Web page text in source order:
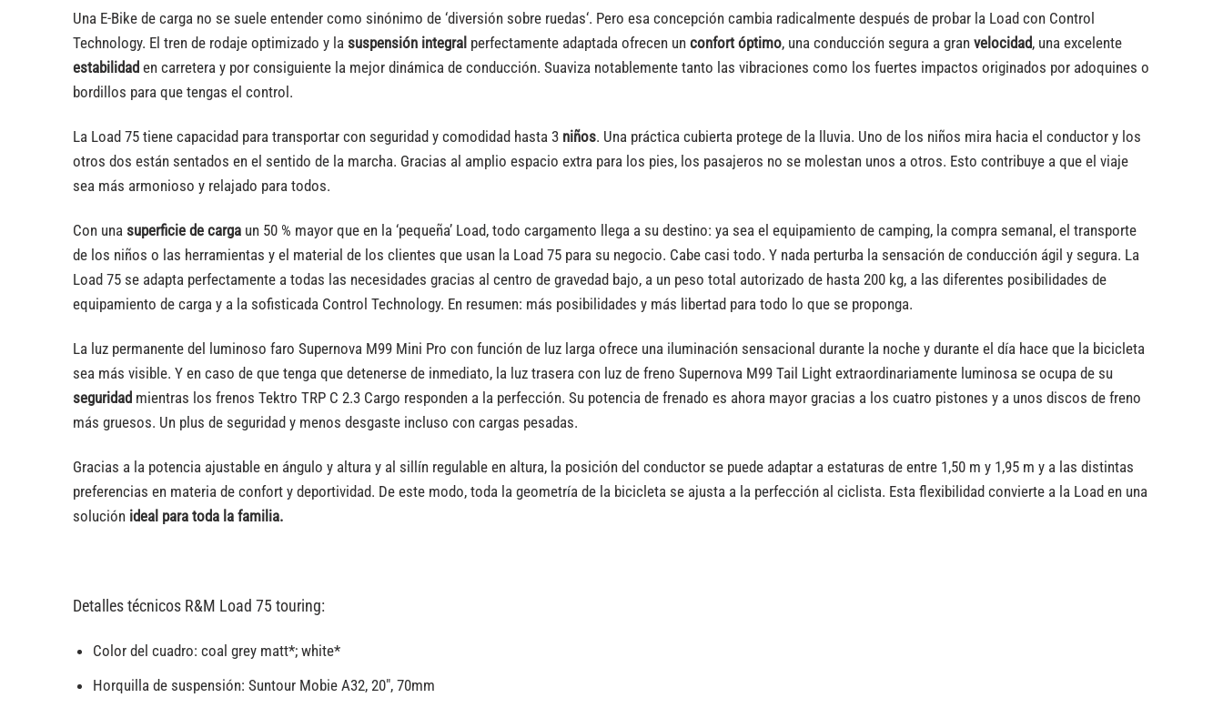
Una E-Bike de carga no se suele entender como sinónimo de ‘diversión sobre ruedas‘. Pero esa concepción cambia radicalmente después de probar la Load con Control
Technology. El tren de rodaje optimizado y la suspensión integralperfectamente adaptada ofrecen un confort óptimo, una conducción segura a gran velocidad, una excelente
estabilidaden carretera y por consiguiente la mejor dinámica de conducción. Suaviza notablemente tanto las vibraciones como los fuertes impactos originados por adoquines o
bordillos para que tengas el control.
La Load 75 tiene capacidad para transportar con seguridad y comodidad hasta 3 niños. Una práctica cubierta protege de la lluvia. Uno de los niños mira hacia el conductor y los
otros dos están sentados en el sentido de la marcha. Gracias al amplio espacio extra para los pies, los pasajeros no se molestan unos a otros. Esto contribuye a que el viaje
sea más armonioso y relajado para todos.
Con una superficie de cargaun 50 % mayor que en la ‘pequeña’ Load, todo cargamento llega a su destino: ya sea el equipamiento de camping, la compra semanal, el transporte
de los niños o las herramientas y el material de los clientes que usan la Load 75 para su negocio. Cabe casi todo. Y nada perturba la sensación de conducción ágil y segura. La
Load 75 se adapta perfectamente a todas las necesidades gracias al centro de gravedad bajo, a un peso total autorizado de hasta 200 kg, a las diferentes posibilidades de
equipamiento de carga y a la sofisticada Control Technology. En resumen: más posibilidades y más libertad para todo lo que se proponga.
La luz permanente del luminoso faro Supernova M99 Mini Pro con función de luz larga ofrece una iluminación sensacional durante la noche y durante el día hace que la bicicleta
sea más visible. Y en caso de que tenga que detenerse de inmediato, la luz trasera con luz de freno Supernova M99 Tail Light extraordinariamente luminosa se ocupa de su
seguridadmientras los frenos Tektro TRP C 2.3 Cargo responden a la perfección. Su potencia de frenado es ahora mayor gracias a los cuatro pistones y a unos discos de freno
más gruesos. Un plus de seguridad y menos desgaste incluso con cargas pesadas.
Gracias a la potencia ajustable en ángulo y altura y al sillín regulable en altura, la posición del conductor se puede adaptar a estaturas de entre 1,50 m y 1,95 m y a las distintas
preferencias en materia de confort y deportividad. De este modo, toda la geometría de la bicicleta se ajusta a la perfección al ciclista. Esta flexibilidad convierte a la Load en una
soluciónideal para toda la familia.
Detalles técnicos R&M Load 75 touring:
Color del cuadro: coal grey matt*; white*
Horquilla de suspensión: Suntour Mobie A32, 20″, 70mm